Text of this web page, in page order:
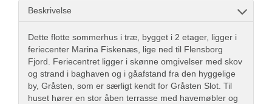
Beskrivelse
Dette flotte sommerhus i træ, bygget i 2 etager, ligger i
feriecenter Marina Fiskenæs, lige ned til Flensborg
Fjord. Feriecentret ligger i skønne omgivelser med skov
og strand i baghaven og i gåafstand fra den hyggelige
by, Gråsten, som er særligt kendt for Gråsten Slot. Til
huset hører en stor åben terrasse med havemøbler og